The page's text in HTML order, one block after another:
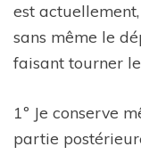
est
sans même le
faisant tourner
1º Je conserve
partie